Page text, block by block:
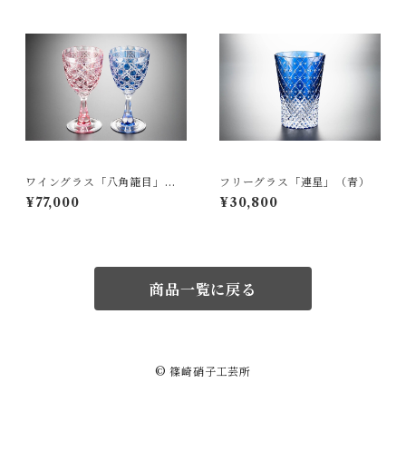
ワイングラス「八角籠目」
（ペア）
¥77,000
フリーグラス「連星」（青）
¥30,800
商品一覧に戻る
© 篠崎硝子工芸所